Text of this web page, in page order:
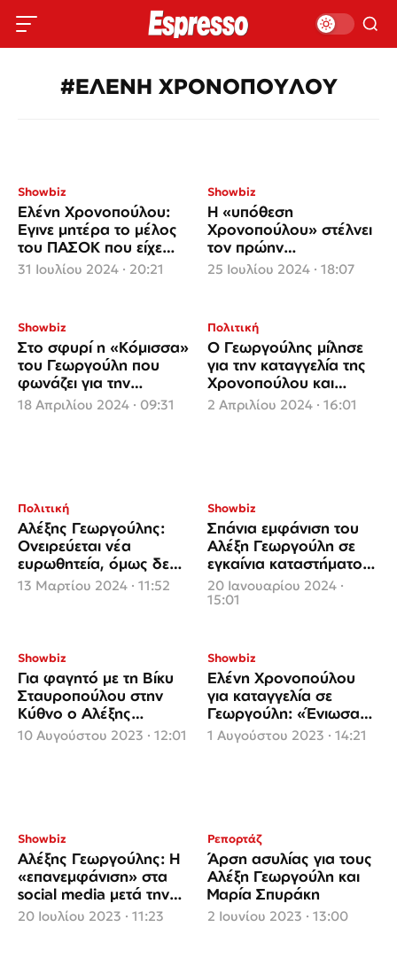
#ΕΛΕΝΗ ΧΡΟΝΟΠΟΥΛΟΥ
Showbiz
Ελένη Χρονοπούλου:
Εγινε μητέρα το μέλος
του ΠΑΣΟΚ που είχε
καταγγείλει τον
31 Ιουλίου 2024 · 20:21
Showbiz
Η «υπόθεση
Χρονοπούλου» στέλνει
τον πρώην
ευρωβουλευτή Αλέξη
25 Ιουλίου 2024 · 18:07
Showbiz
Στο σφυρί η «Κόμισσα»
του Γεωργούλη που
φωνάζει για την
αθωότητά του
18 Απριλίου 2024 · 09:31
Πολιτική
Ο Γεωργούλης μίλησε
για την καταγγελία της
Χρονοπούλου και
ετοιμάζεται για τις
ευρωεκλογές
2 Απριλίου 2024 · 16:01
Πολιτική
Αλέξης Γεωργούλης:
Ονειρεύεται νέα
ευρωθητεία, όμως δεν
έχει προτάσεις από
κόμματα
13 Μαρτίου 2024 · 11:52
Showbiz
Σπάνια εμφάνιση του
Αλέξη Γεωργούλη σε
εγκαίνια καταστήματος
στον Πειραιά
20 Ιανουαρίου 2024 ·
15:01
Showbiz
Για φαγητό με τη Βίκυ
Σταυροπούλου στην
Κύθνο ο Αλέξης
Γεωργούλης
10 Αυγούστου 2023 · 12:01
Showbiz
Ελένη Χρονοπούλου
για καταγγελία σε
Γεωργούλη: «Ένιωσα
ότι καταρρέει ο κόσμος
μου»
1 Αυγούστου 2023 · 14:21
Showbiz
Αλέξης Γεωργούλης: Η
«επανεμφάνιση» στα
social media μετά την
καταγγελία εις βάρος
20 Ιουλίου 2023 · 11:23
Ρεπορτάζ
Άρση ασυλίας για τους
Αλέξη Γεωργούλη και
Μαρία Σπυράκη
2 Ιουνίου 2023 · 13:00